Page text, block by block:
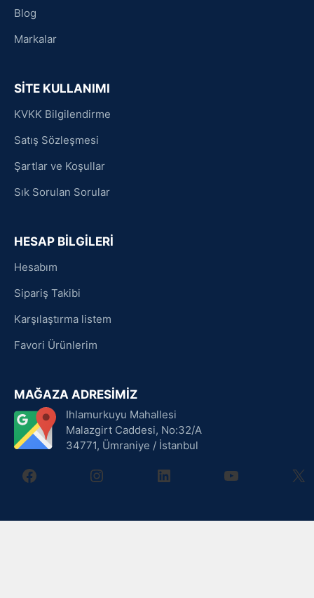
Blog
Markalar
SİTE KULLANIMI
KVKK Bilgilendirme
Satış Sözleşmesi
Şartlar ve Koşullar
Sık Sorulan Sorular
HESAP BİLGİLERİ
Hesabım
Sipariş Takibi
Karşılaştırma listem
Favori Ürünlerim
MAĞAZA ADRESİMİZ
Ihlamurkuyu Mahallesi
Malazgirt Caddesi, No:32/A
34771, Ümraniye / İstanbul
facebookinstagramlinkedin youtube X